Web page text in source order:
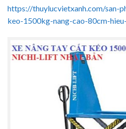
https://thuylucvietxanh.com/san-
keo-1500kg-nang-cao-80cm-